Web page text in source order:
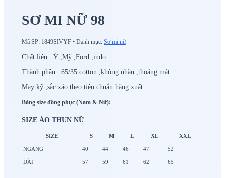
SƠ MI NỮ 98
Mã SP: 1849SIVYF • Danh mục: Sơ mi nữ
Chất liệu : Ý ,Mỹ ,Ford ,indo……
Thành phần : 65/35 cotton ,không nhăn ,thoáng mát.
May kỹ ,sắc xảo theo tiêu chuẩn hàng xuất.
Bảng size đồng phục (Nam & Nữ):
SIZE ÁO THUN NỮ
SIZE S M L XL XXL
NGANG 40 44 46 47 52
DÀI 57 59 61 62 65